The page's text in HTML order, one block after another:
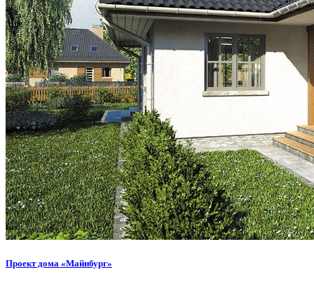
Проект дома «Майнбург»